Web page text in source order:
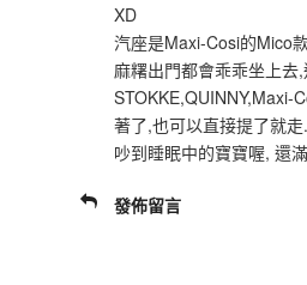
XD
汽座是Maxi-Cosi的Mico
麻糬出門都會乖乖坐上去
STOKKE,QUINNY,Maxi-
著了,也可以直接提了就
吵到睡眠中的寶寶喔, 還
發佈留言